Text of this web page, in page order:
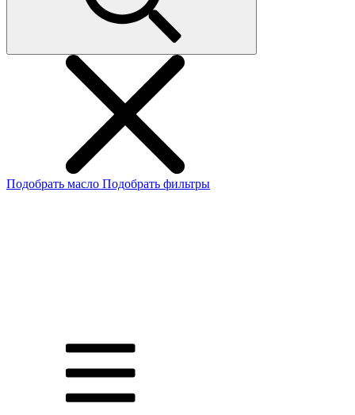
Подобрать масло Подобрать фильтры